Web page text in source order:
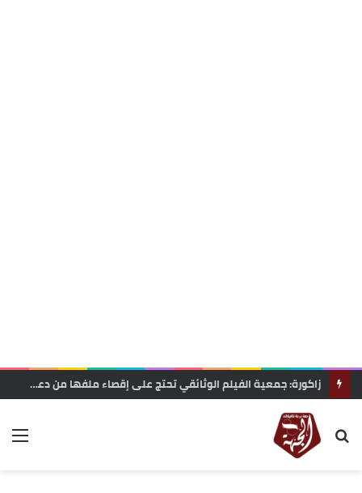
الرشيدية .. نزيف على أسفلت بوذنيب.. متى تتدخل السلطات لوقف حوادث السير ؟